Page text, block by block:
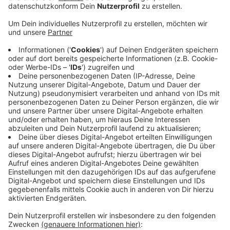
anpassen wollen, damit es in Bussen und
die Deutsche Bahn und das private
kontinuierlich überprüft, wo gegebenenfalls
nachgesteuert werden muss. Das ist zum Beispiel
auf der Strecke von Wuppertal nach Düsseldorf
der Fall. Dort soll ab heute (26.03.20) wieder die
S68 fahren, heißt es. Auch Keolis hat den Fahrplan
schon geändert. Auf dem RE13, der auch
Wuppertal und Düsseldorf verbindet, sollen seit
Dienstag im Regelfall nur noch Doppelzüge
eingesetzt werden. Zu allen Corona-
Sonderfahrplänen für den Schienenverkehr in NRW
gibt es eineeigene Internetseite.
Veröffentlicht:Donnerstag, 26.03.2020 09:58
Anzeige